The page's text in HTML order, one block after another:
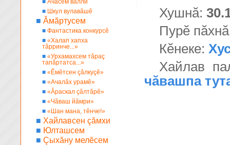
Хушнă:
Пурĕ
Кĕнеке:
Хайлав
чăвашпа
■ Ачасем валли
■ Шкул вулавăшĕ
■ Ăмăртусем
■ Фантастика конкурсĕ
■ «Халап хапха
тăрринче...»
■ «Урхамахсем тăраç
тапăртатса...»
■ «Ĕмĕтсен çăлкуçĕ»
■ «Ачалăх урамĕ»
■ «Ăраскал çăлтăрĕ»
■ «Чăваш йăмри»
■ «Шан мана, тĕнче!»
■ Хайлавсен çăмхи
■ Юлташсем
■ Çыхăну мелĕсем